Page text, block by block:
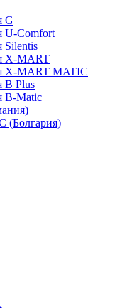
G
U-Comfort
Silentis
X-MART
X-MART MATIC
B Plus
B-Matic
(Болгария)